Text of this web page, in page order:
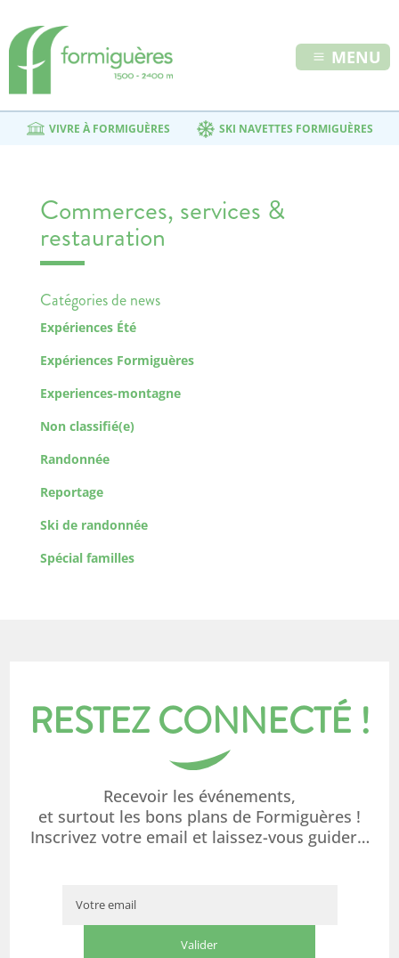
MENU
VIVRE À FORMIGUÈRES SKI NAVETTES FORMIGUÈRES
Commerces, services &
restauration
Catégories de news
Expériences Été
Expériences Formiguères
Experiences-montagne
Non classifié(e)
Randonnée
Reportage
Ski de randonnée
Spécial familles
RESTEZ CONNECTÉ !
Recevoir les événements,
et surtout les bons plans de Formiguères !
Inscrivez votre email et laissez-vous guider…